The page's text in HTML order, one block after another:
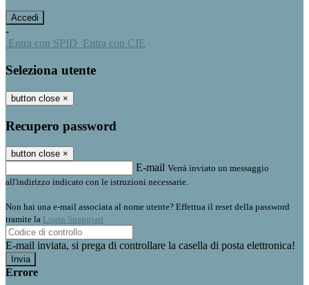
-
Entra con SPID Entra con CIE
Seleziona utente
button close ×
Recupero password
button close ×
E-mail Verrà inviato un messaggio
all'indirizzo indicato con le istruzioni necessarie.
Non hai una e-mail associata al nome utente? Effettua il reset della password
tramite la Login Spaggiari
E-mail inviata, si prega di controllare la casella di posta elettronica!
Errore